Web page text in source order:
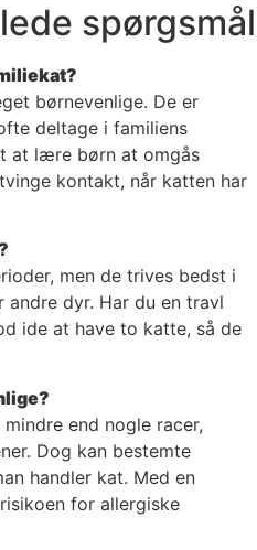
spørgsmål
børnevenlige. De er
deltage i familiens
at lære børn at omgås
kontakt, når katten har
men de trives bedst i
andre dyr. Har du en travl
ide at have to katte, så de
end nogle racer,
Dog kan bestemte
handler kat. Med en
for allergiske